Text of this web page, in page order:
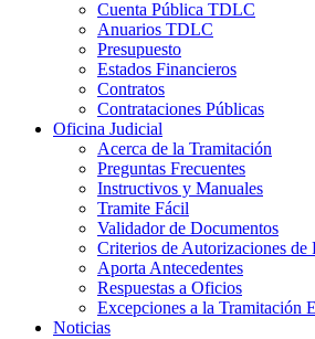
Cuenta Pública TDLC
Anuarios TDLC
Presupuesto
Estados Financieros
Contratos
Contrataciones Públicas
Oficina Judicial
Acerca de la Tramitación
Preguntas Frecuentes
Instructivos y Manuales
Tramite Fácil
Validador de Documentos
Criterios de Autorizaciones de
Aporta Antecedentes
Respuestas a Oficios
Excepciones a la Tramitación
Noticias